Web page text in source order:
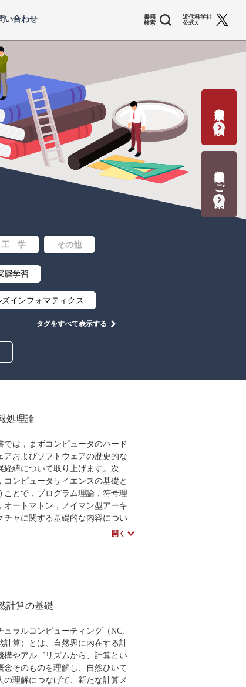
書籍
検索
い合わせ
近代科学社
公式X
工 学 その他
層学習
インフォマティクス
幾何学
計算科学
木
教養 知財
版会
タグをすべて表示する
処理論
では，まずコンピュータのハード
アおよびソフトウェアの歴史的な
経緯について取り上げます。次
コンピュータサイエンスの基礎と
ことで，プログラム理論，符号理
オートマトン，ノイマン型アーキ
チャに関する基礎的な内容につい
り上げます。さらに，実際のコン
のスペシャルインタビューはこち
開く
計算の基礎
ュラルコンピューティング（NC,
計算）とは、自然界に内在する計
構やアルゴリズムから、計算とい
念そのものを理解し、自然ひいて
の理解につなげて、新たな計算メ
書籍出版の応募・相談
教科書献本のご案内